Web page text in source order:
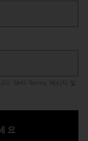
다. SMS Terms
. 메시지 및
요